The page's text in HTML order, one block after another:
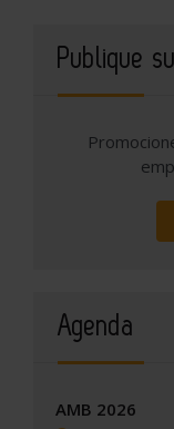
Publique
Agenda
AMB 2026